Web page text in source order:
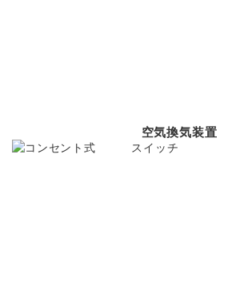
空気換気装置